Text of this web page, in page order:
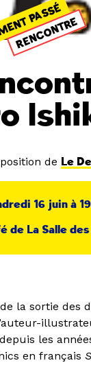
PASSÉ
RENCONTRE
de Le
16 juin à
de La Salle
de la sortie des
les
en français